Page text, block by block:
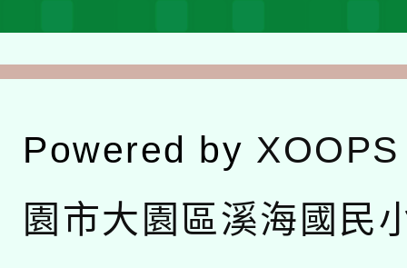
Powered by XOOPS
園市大園區溪海國民